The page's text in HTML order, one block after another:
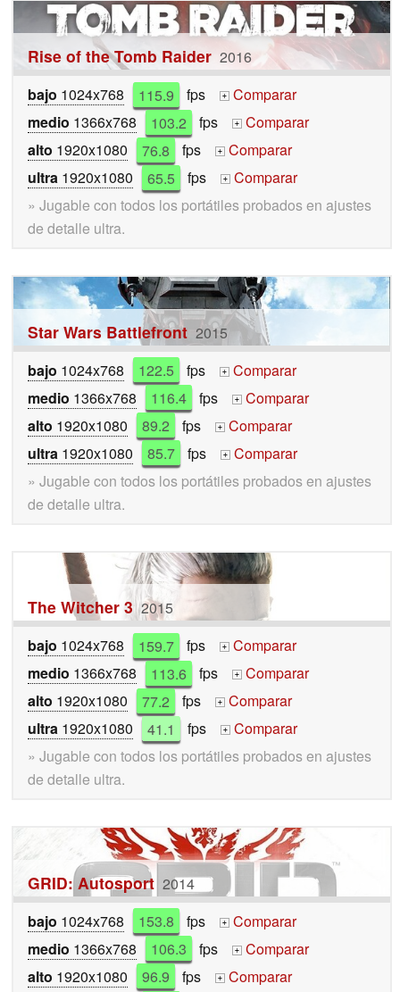
Rise of the Tomb Raider 2016
bajo 1024x768 115.9 fps +
Comparar
medio 1366x768 103.2 fps +
Comparar
alto 1920x1080 76.8 fps +
Comparar
ultra 1920x1080 65.5 fps +
Comparar
» Jugable con todos los portátiles probados en ajustes
de detalle ultra.
Star Wars Battlefront 2015
bajo 1024x768 122.5 fps +
Comparar
medio 1366x768 116.4 fps +
Comparar
alto 1920x1080 89.2 fps +
Comparar
ultra 1920x1080 85.7 fps +
Comparar
» Jugable con todos los portátiles probados en ajustes
de detalle ultra.
The Witcher 3 2015
bajo 1024x768 159.7 fps +
Comparar
medio 1366x768 113.6 fps +
Comparar
alto 1920x1080 77.2 fps +
Comparar
ultra 1920x1080 41.1 fps +
Comparar
» Jugable con todos los portátiles probados en ajustes
de detalle ultra.
GRID: Autosport 2014
bajo 1024x768 153.8 fps +
Comparar
medio 1366x768 106.3 fps +
Comparar
alto 1920x1080 96.9 fps +
Comparar